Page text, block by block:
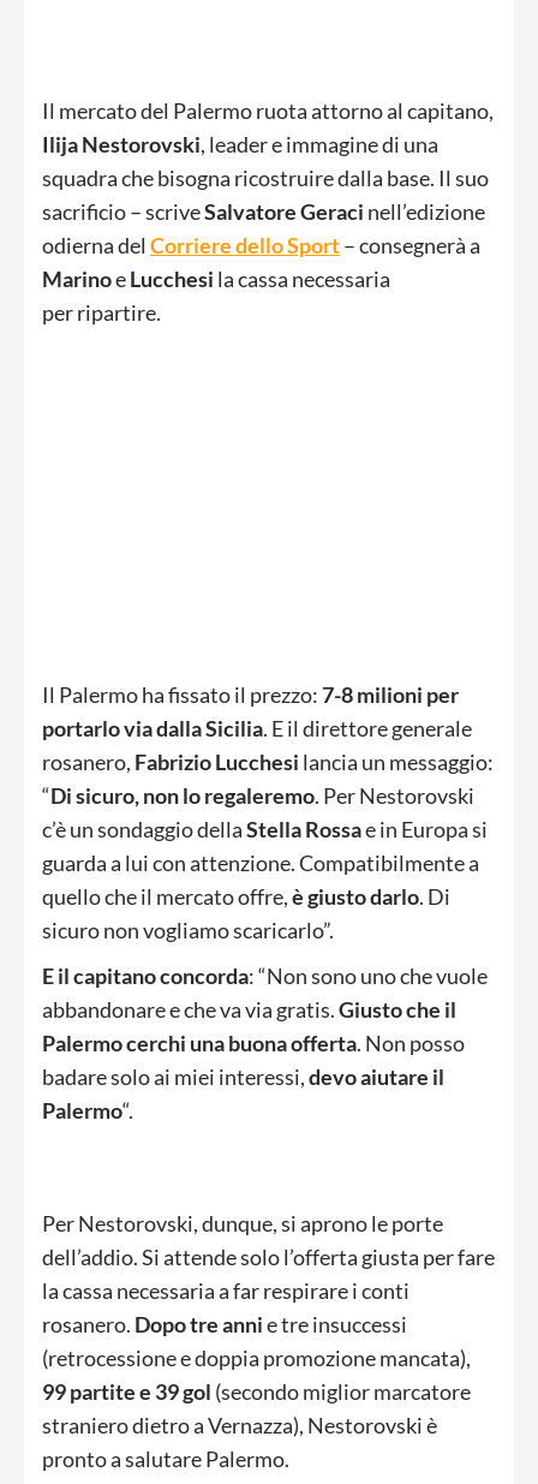
Il mercato del Palermo ruota attorno al capitano,
Ilija Nestorovski, leader e immagine di una
squadra che bisogna ricostruire dalla base. Il suo
sacrificio – scriveSalvatore Geraci nell’edizione
odierna del Corriere dello Sport– consegnerà a
MarinoeLucchesi la cassa necessaria
per ripartire.
Il Palermo ha fissato il prezzo:7-8 milioni per
portarlo via dalla Sicilia. E il direttore generale
rosanero, Fabrizio Lucchesi lancia un messaggio:
“Di sicuro, non lo regaleremo. Per Nestorovski
c’è un sondaggio dellaStella Rossae in Europa si
guarda a lui con attenzione. Compatibilmente a
quello che il mercato offre,è giusto darlo. Di
sicuro non vogliamo scaricarlo”.
E il capitano concorda: “Non sono uno che vuole
abbandonare e che va via gratis.Giusto che il
Palermo cerchi una buona offerta. Non posso
badare solo ai miei interessi,devo aiutare il
Palermo“.
Per Nestorovski, dunque, si aprono le porte
dell’addio. Si attende solo l’offerta giusta per fare
la cassa necessaria a far respirare i conti
rosanero. Dopo tre annie tre insuccessi
(retrocessione e doppia promozione mancata),
99 partite e 39 gol (secondo miglior marcatore
straniero dietro a Vernazza), Nestorovski è
pronto a salutare Palermo.